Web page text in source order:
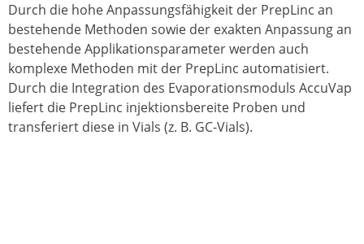
Durch die hohe Anpassungsfähigkeit der PrepLinc an
bestehende Methoden sowie der exakten Anpassung an
bestehende Applikationsparameter werden auch
komplexe Methoden mit der PrepLinc automatisiert.
Durch die Integration des Evaporationsmoduls AccuVap
liefert die PrepLinc injektionsbereite Proben und
transferiert diese in Vials (z. B. GC-Vials).